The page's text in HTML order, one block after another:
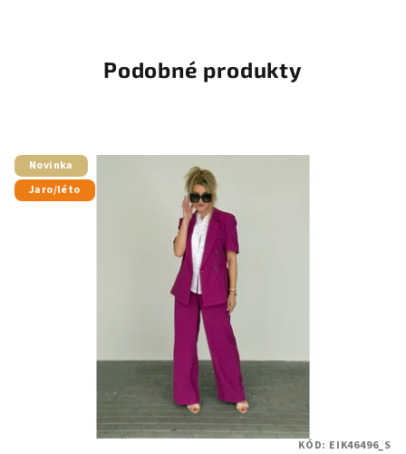
Podobné produkty
Novinka
Jaro/léto
KÓD: EIK46496_S